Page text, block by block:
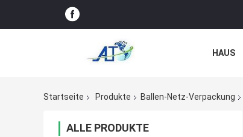
HAUS
Startseite
Produkte Ballen-Netz-Verpackung
ALLE PRODUKTE